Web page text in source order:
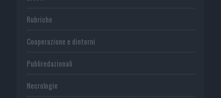
Rubriche
Cooperazione e dintorni
Publiredazionali
Necrologie